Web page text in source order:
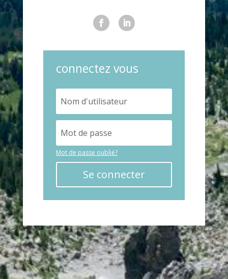
connectez vous
Mot de passe oublié?
Se connecter